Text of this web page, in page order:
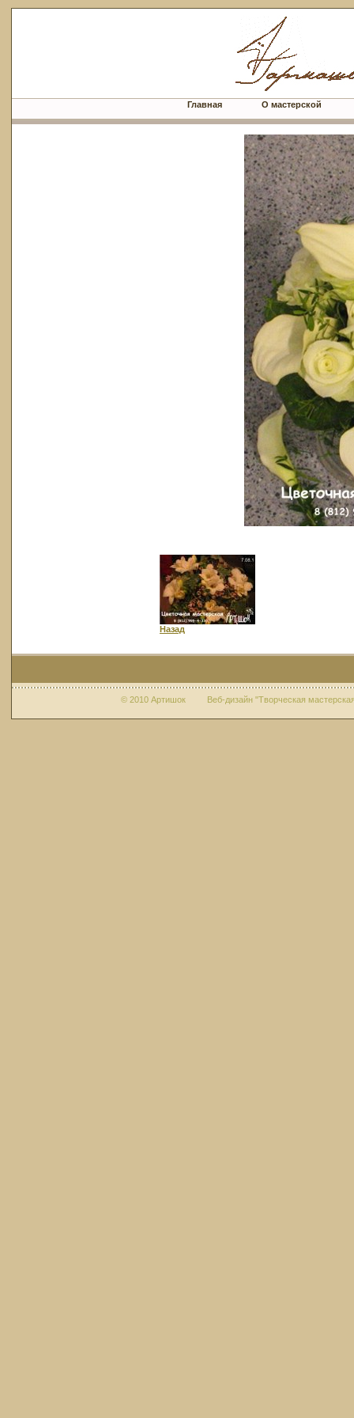
Главная О мастерской
Назад
© 2010 Артишок Веб-дизайн "Творческая